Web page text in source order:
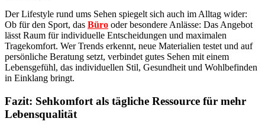
Der Lifestyle rund ums Sehen spiegelt sich auch im Alltag wider:
Ob für den Sport, das Büro oder besondere Anlässe: Das Angebot
lässt Raum für individuelle Entscheidungen und maximalen
Tragekomfort. Wer Trends erkennt, neue Materialien testet und auf
persönliche Beratung setzt, verbindet gutes Sehen mit einem
Lebensgefühl, das individuellen Stil, Gesundheit und Wohlbefinden
in Einklang bringt.
Fazit: Sehkomfort als tägliche Ressource für mehr
Lebensqualität